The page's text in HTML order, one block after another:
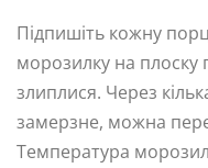
Підпишіть кожну
морозилку на
злиплися. Через
замерзне, можна
Температура